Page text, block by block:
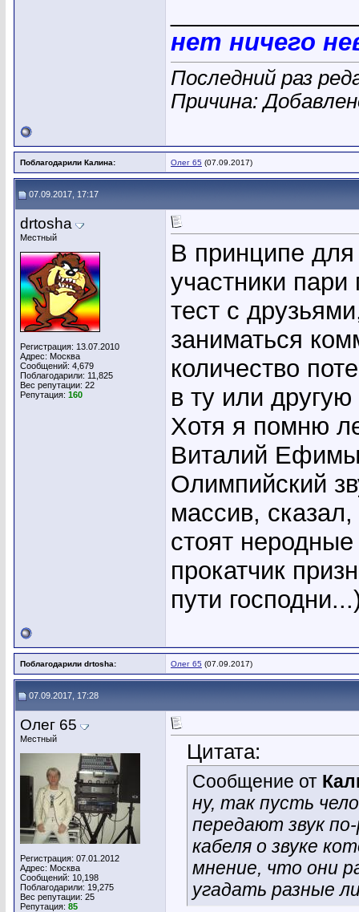
нет ничего
Последний раз
Причина:
Поблагодарили Калина: Олег 65 (07.09.2017)
07.09.2017, 17:17
drtosha
Местный
Регистрация: 13.07.2010
Адрес: Москва
Сообщений: 4,679
Поблагодарили: 11,825
Вес репутации: 22
Репутация: 160
В принципе
участники
тест с
заниматься
количество
в ту или другую
Хотя я помню
Виталий
Олимпийский
массив,
стоят
прокатчик
пути
Поблагодарили drtosha: Олег 65 (07.09.2017)
07.09.2017, 17:28
Олег 65
Местный
Регистрация: 07.01.2012
Адрес: Москва
Сообщений: 10,198
Поблагодарили: 19,275
Вес репутации: 25
Репутация: 85
Цитата:
Сообщение от
ну, так пусть
передают звук
кабеля о звуке
мнение, что они
угадать разные